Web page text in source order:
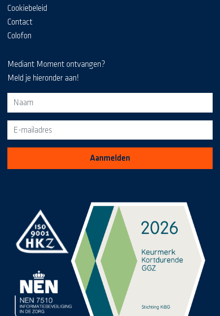
Cookiebeleid
Contact
Colofon
Mediant Moment ontvangen?
Meld je hieronder aan!
Aanmeldformulier voor de MediaKrant
Aanmelden